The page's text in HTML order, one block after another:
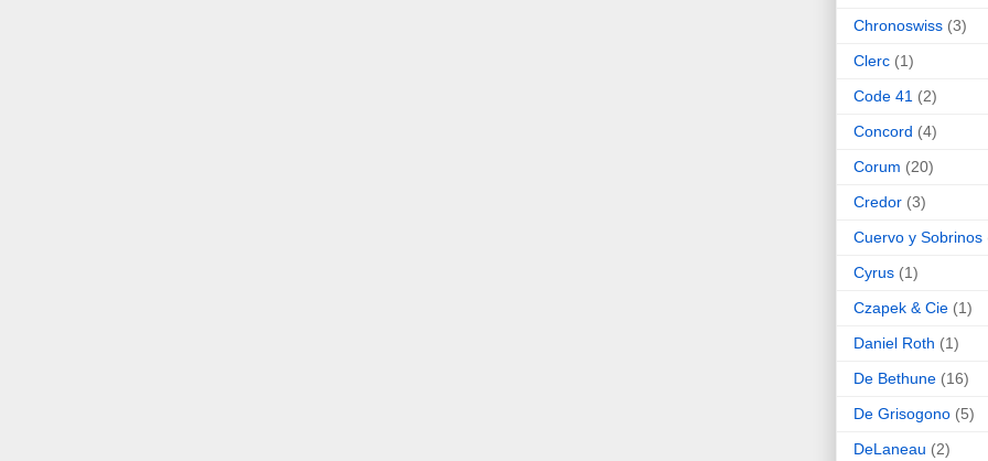
Chronoswiss (3)
Clerc (1)
Code 41 (2)
Concord (4)
Corum (20)
Credor (3)
Cuervo y Sobrinos
Cyrus (1)
Czapek & Cie (1)
Daniel Roth (1)
De Bethune (16)
De Grisogono (5)
DeLaneau (2)